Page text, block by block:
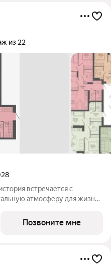
из 22
встречается с
атмосферу для жизни.
- в микрорайоне Кача, по
Позвоните мне